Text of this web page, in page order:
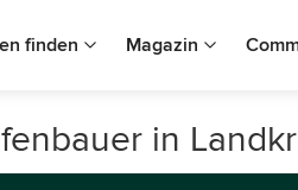
finden Magazin
in